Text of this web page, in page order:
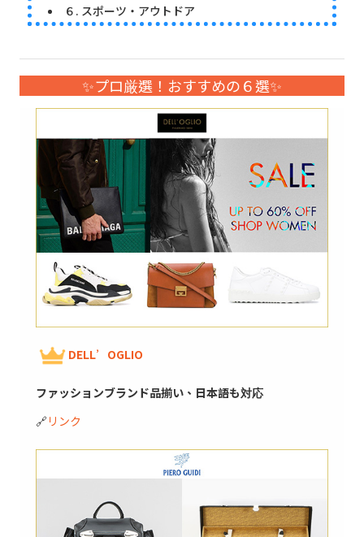
６. スポーツ・アウトドア
✨プロ厳選！おすすめの６選✨
DELL’OGLIO
ファッションブランド品揃い、日本語も対応
🔗リンク